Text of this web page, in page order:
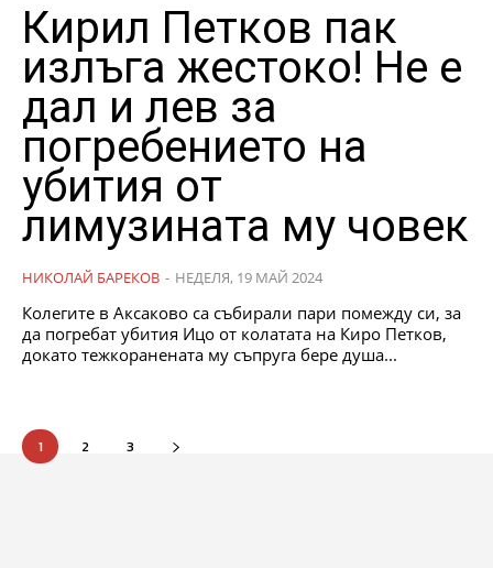
Кирил Петков пак
излъга жестоко! Не е
дал и лев за
погребението на
убития от
лимузината му човек
НИКОЛАЙ БАРЕКОВ - НЕДЕЛЯ, 19 МАЙ 2024
Колегите в Аксаково са събирали пари помежду си, за
да погребат убития Ицо от колатата на Киро Петков,
докато тежкоранената му съпруга бере душа...
1 2 3